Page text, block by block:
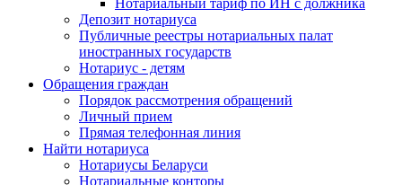
Депозит нотариуса
Публичные реестры нотариальных палат
иностранных государств
Нотариус - детям
Обращения граждан
Порядок рассмотрения обращений
Личный прием
Прямая телефонная линия
Найти нотариуса
Нотариусы Беларуси
Нотариальные конторы